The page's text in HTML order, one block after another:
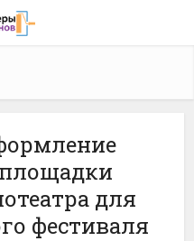
для
фестиваля